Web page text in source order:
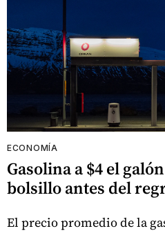
ECONOMÍA
Gasolina a $4 el
bolsillo antes del
El precio promedio de la